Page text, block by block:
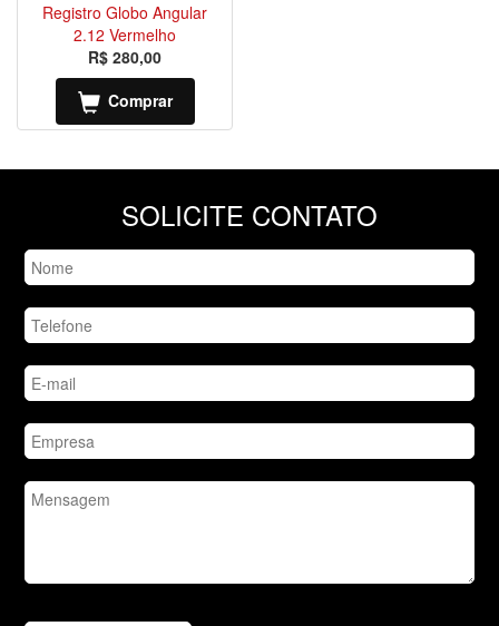
Registro Globo Angular
2.12 Vermelho
R$ 280,00
Comprar
SOLICITE CONTATO